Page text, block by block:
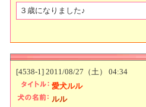
３歳になりました♪
[4538-1] 2011/08/27（土） 04:34
愛犬ルル
ルル